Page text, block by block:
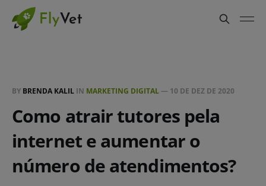
BY BRENDA KALIL IN MARKETING DIGITAL — 10 DE DEZ DE 2020
Como atrair tutores pela
internet e aumentar o
número de atendimentos?